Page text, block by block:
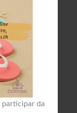
participar da